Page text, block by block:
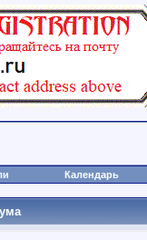
Календарь